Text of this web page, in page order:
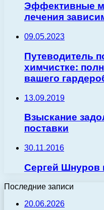
Эффективные
лечения
09.05.2023
Путеводитель
химчистке:
вашего
13.09.2019
Взыскание
поставки
30.11.2016
Сергей Шнуров
Последние записи
20.06.2026